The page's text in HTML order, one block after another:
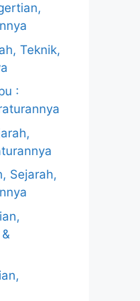
Teknik,
:
Sejarah,